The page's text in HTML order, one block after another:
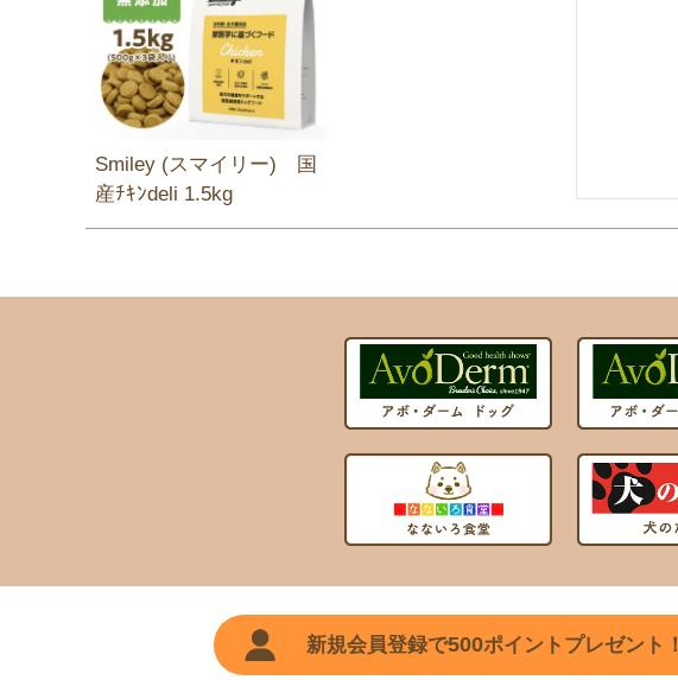
Smiley (スマイリー) 国
産ﾁｷﾝdeli 1.5kg
新規会員登録で500ポイントプレゼント！